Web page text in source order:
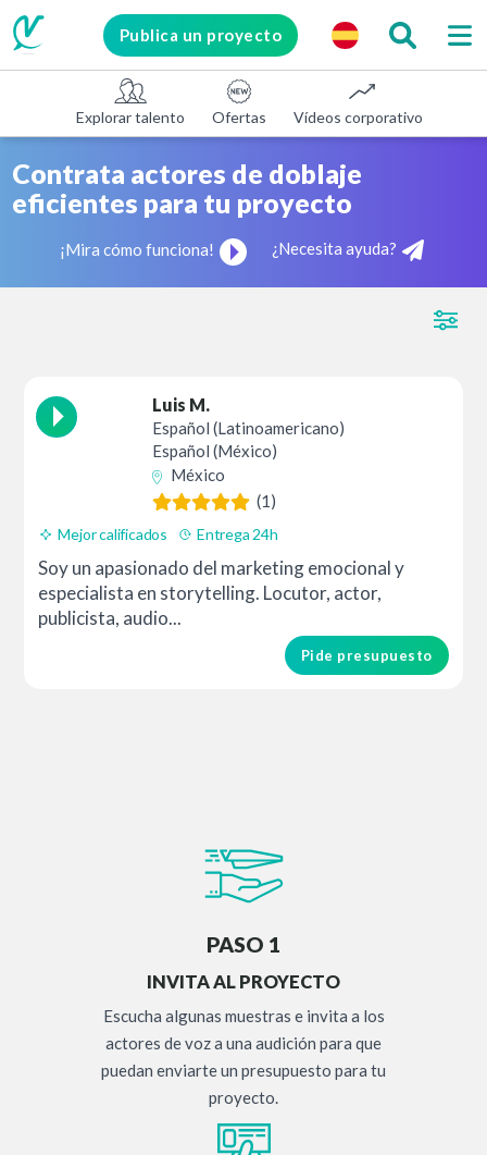
Publica un proyecto
Explorar talento Ofertas Vídeos corporativos
Contrata actores de doblaje
eficientes para tu proyecto
¡Mira cómo funciona! ¿Necesita ayuda?
Luis M.
Español (Latinoamericano)
Español (México)
México
(1)
Mejor calificados Entrega 24h
Soy un apasionado del marketing emocional y
especialista en storytelling. Locutor, actor,
publicista, audio...
Pide presupuesto
PASO 1
INVITA AL PROYECTO
Escucha algunas muestras e invita a los
actores de voz a una audición para que
puedan enviarte un presupuesto para tu
proyecto.